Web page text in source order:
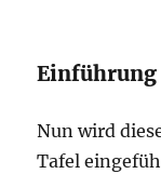
Einführung
Nun wird
Tafel